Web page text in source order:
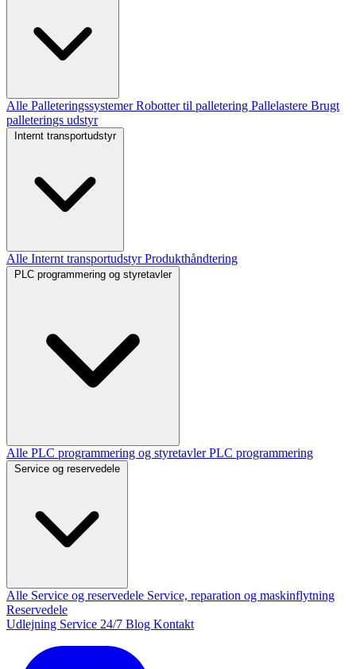
Alle PalleteringssystemerRobotter til palletering Pallelastere Brugt
palleterings udstyr
Internt transportudstyr
Alle Internt transportudstyrProdukthåndtering
PLC programmering og styretavler
Alle PLC programmering og styretavlerPLC programmering
Service og reservedele
Alle Service og reservedele Service, reparation og maskinflytning
Reservedele
Udlejning Service 24/7 Blog Kontakt